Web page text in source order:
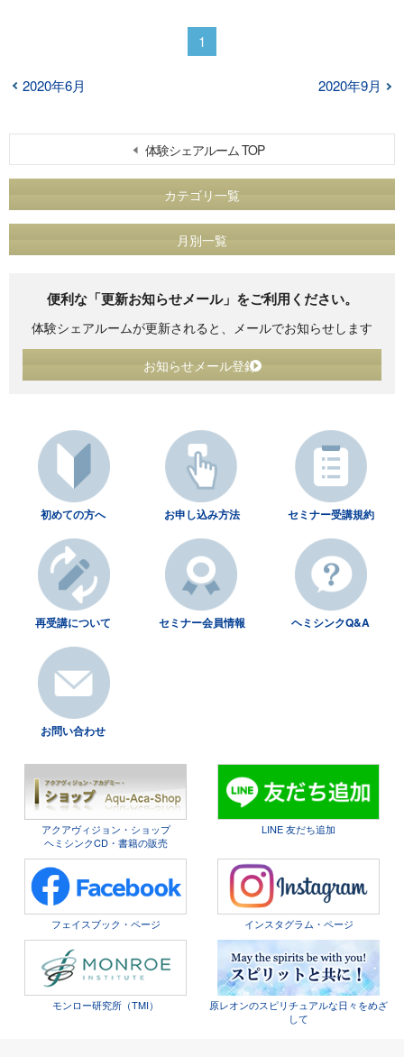
体験シェアルーム TOP
カテゴリ一覧
月別一覧
便利な「更新お知らせメール」をご利用ください。
体験シェアルームが更新されると、メールでお知らせします
お知らせメール登録
1
2020年6月 2020年9月
初めての方へ お申し込み方法 セミナー受講規約
再受講について セミナー会員情報 ヘミシンクQ&A
お問い合わせ
アクアヴィジョン・ショップ
ヘミシンクCD・書籍の販売
LINE 友だち追加
フェイスブック・ページ インスタグラム・ページ
モンロー研究所（TMI）
原レオンのスピリチュアルな日々をめざ
して